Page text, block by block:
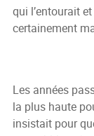
qui l’entourait
certainement
Les années
la plus haute
insistait pour